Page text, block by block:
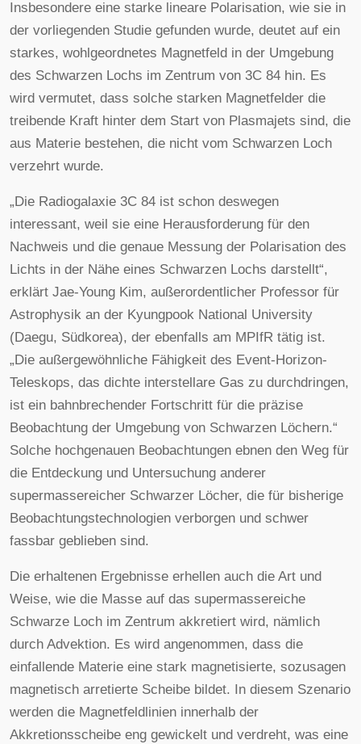
Insbesondere eine starke lineare Polarisation, wie sie in
der vorliegenden Studie gefunden wurde, deutet auf ein
starkes, wohlgeordnetes Magnetfeld in der Umgebung
des Schwarzen Lochs im Zentrum von 3C 84 hin. Es
wird vermutet, dass solche starken Magnetfelder die
treibende Kraft hinter dem Start von Plasmajets sind, die
aus Materie bestehen, die nicht vom Schwarzen Loch
verzehrt wurde.
„Die Radiogalaxie 3C 84 ist schon deswegen
interessant, weil sie eine Herausforderung für den
Nachweis und die genaue Messung der Polarisation des
Lichts in der Nähe eines Schwarzen Lochs darstellt“,
erklärt Jae-Young Kim, außerordentlicher Professor für
Astrophysik an der Kyungpook National University
(Daegu, Südkorea), der ebenfalls am MPIfR tätig ist.
„Die außergewöhnliche Fähigkeit des Event-Horizon-
Teleskops, das dichte interstellare Gas zu durchdringen,
ist ein bahnbrechender Fortschritt für die präzise
Beobachtung der Umgebung von Schwarzen Löchern.“
Solche hochgenauen Beobachtungen ebnen den Weg für
die Entdeckung und Untersuchung anderer
supermassereicher Schwarzer Löcher, die für bisherige
Beobachtungstechnologien verborgen und schwer
fassbar geblieben sind.
Die erhaltenen Ergebnisse erhellen auch die Art und
Weise, wie die Masse auf das supermassereiche
Schwarze Loch im Zentrum akkretiert wird, nämlich
durch Advektion. Es wird angenommen, dass die
einfallende Materie eine stark magnetisierte, sozusagen
magnetisch arretierte Scheibe bildet. In diesem Szenario
werden die Magnetfeldlinien innerhalb der
Akkretionsscheibe eng gewickelt und verdreht, was eine